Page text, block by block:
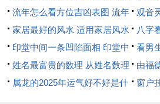
窝深陷是短命相吗
脸型男
流年怎么看方位吉凶表图 流年
位置怎么看
观音
签全
家居最好的风水 适用家居风水
八字
还是假
印堂中间一条凹陷面相 印堂中
间有条线沟好不好
看男
从哪里
姓名最富贵的数理 从姓名数理
看富豪
由福
配偶生
属龙的2025年运气好不好是什
窗户